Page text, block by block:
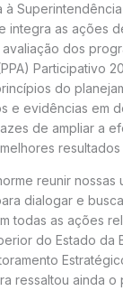
à
integra as ações
dos
Participativo
do
e evidências em
de ampliar a
reunir nossas
dialogar e
todas as ações
do Estado da
ressaltou ainda